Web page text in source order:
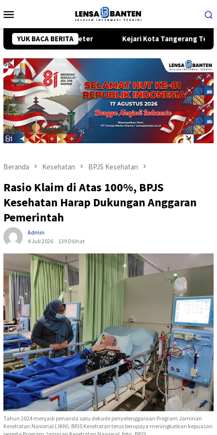
ke
Mobile
YUK BACA BERITA
400 Meter Kejari Kota Tangerang Tetapkan Eks
Beranda Kesehatan BPJS Kesehatan
Rasio Klaim di Atas 100%, BPJS
Kesehatan Harap Dukungan Anggaran
Pemerintah
Admin
4 Juli 2026
139 Dilihat
Tahun 2024 menjadi penanda satu dekade penyelenggaraan Program Jaminan
Kesehatan Nasional (JKN). BPJS Kesehatan terus berupaya meningkatkan kepuasan